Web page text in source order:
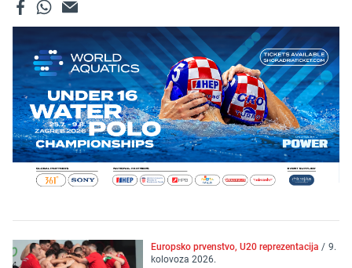
Europsko prvenstvo, U20 reprezentacija/ 9.
kolovoza 2026.